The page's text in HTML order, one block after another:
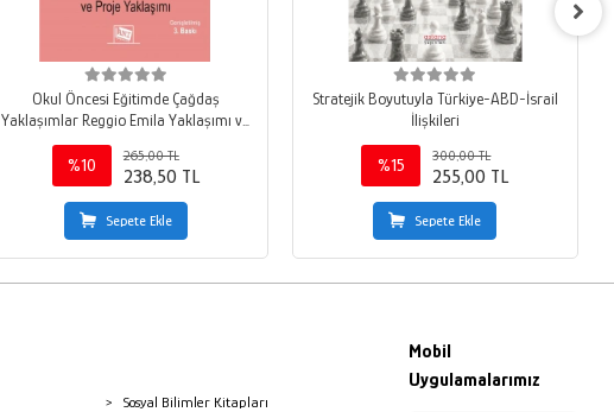
Okul Öncesi Eğitimde Çağdaş
Yaklaşımlar Reggio Emila Yaklaşımı ve
Proje Yaklaşımı
%10
265,00 TL
238,50 TL
Sepete Ekle
Stratejik Boyutuyla Türkiye-ABD-İsrail
İlişkileri
%15
300,00 TL
255,00 TL
Sepete Ekle
Sosyal Bilimler Kitapları
Mobil
Uygulamalarımız